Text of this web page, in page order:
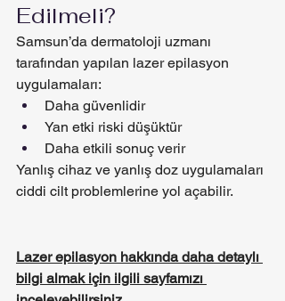
Edilmeli?
Samsun’da dermatoloji uzmanı
tarafından yapılan lazer epilasyon
uygulamaları:
Daha güvenlidir
Yan etki riski düşüktür
Daha etkili sonuç verir
Yanlış cihaz ve yanlış doz uygulamaları
ciddi cilt problemlerine yol açabilir.
Lazer epilasyon hakkında daha detaylı
bilgi almak için ilgili sayfamızı